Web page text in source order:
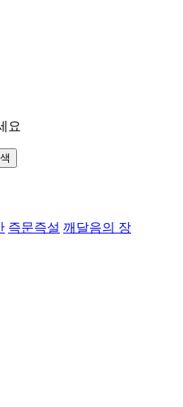
요
즉문즉설 깨달음의 장